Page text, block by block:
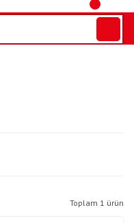
Toplam 1 ürün